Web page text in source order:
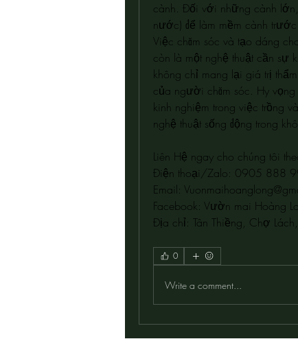
cành. Đối với những cành
nước) để làm mềm cành
Việc chăm sóc và tạo dáng
còn là một nghệ thuật cần sự
không chỉ mang lại giá trị
của người chăm sóc. Hy
kinh nghiệm trong việc trồng
nghệ thuật sống động trong
Liên Hệ ngay cho chúng tôi
Điện thoại/Zalo: 0905 888
Email:
Facebook: Vườn mai Hoàng
Địa chỉ: Tân Thiềng, Chợ Lách,
0
Write a comment...